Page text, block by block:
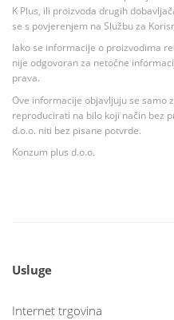
K Plus, ili proizvoda drugih
se s povjerenjem na Službu za
Iako se informacije o proizvodima
nije odgovoran za netočne
prava.
Ove informacije objavljuju se samo
reproducirati na bilo koji način bez
d.o.o. niti bez pisane potvrde.
Konzum plus d.o.o.
Usluge
Internet trgovina